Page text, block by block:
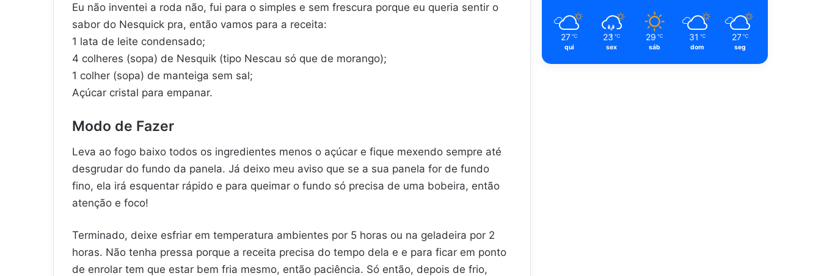
Eu não inventei a roda não, fui para o simples e sem frescura porque eu queria sentir o
sabor do Nesquick pra, então vamos para a receita:
1 lata de leite condensado;
4 colheres (sopa) de Nesquik (tipo Nescau só que de morango);
1 colher (sopa) de manteiga sem sal;
Açúcar cristal para empanar.
Modo de Fazer
Leva ao fogo baixo todos os ingredientes menos o açúcar e fique mexendo sempre até
desgrudar do fundo da panela. Já deixo meu aviso que se a sua panela for de fundo
fino, ela irá esquentar rápido e para queimar o fundo só precisa de uma bobeira, então
atenção e foco!
Terminado, deixe esfriar em temperatura ambientes por 5 horas ou na geladeira por 2
horas. Não tenha pressa porque a receita precisa do tempo dela e e para ficar em ponto
de enrolar tem que estar bem fria mesmo, então paciência. Só então, depois de frio,
27 ℃
qui
23 ℃
sex
29 ℃
sáb
31 ℃
dom
27 ℃
seg